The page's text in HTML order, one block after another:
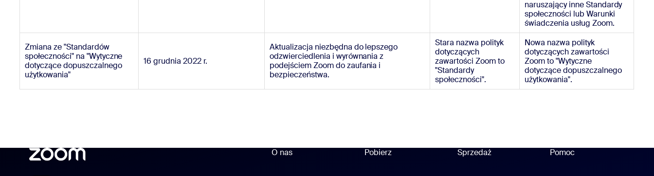
naruszający inne Standardy
społeczności lub Warunki
świadczenia usług Zoom.
Zmiana ze "Standardów
społeczności" na "Wytyczne
dotyczące dopuszczalnego
użytkowania"
16 grudnia 2022 r.
Aktualizacja niezbędna do lepszego
odzwierciedlenia i wyrównania z
podejściem Zoom do zaufania i
bezpieczeństwa.
Stara nazwa polityk
dotyczących
zawartości Zoom to
"Standardy
społeczności".
Nowa nazwa polityk
dotyczących zawartości
Zoom to "Wytyczne
dotyczące dopuszczalnego
użytkowania".
O nas Pobierz Sprzedaż Pomoc
Pomoc